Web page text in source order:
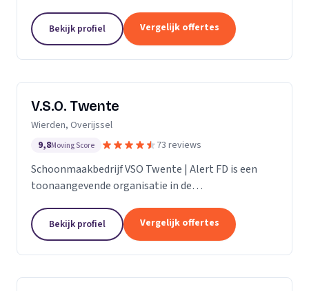
vrouwelijke ondernemers behandelen wij ons
personeel...
Bekijk profiel Vergelijk offertes
V.S.O. Twente
Wierden, Overijssel
9,8Moving Score 73 reviews
Schoonmaakbedrijf VSO Twente | Alert FD is een
toonaangevende organisatie in de
technieken en moderne machines, onderscheiden
we ons door het leveren van...
Bekijk profiel Vergelijk offertes